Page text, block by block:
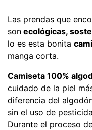
Las prendas que
son ecológicas,
lo es esta bonita
manga corta.
Camiseta 100%
cuidado de la piel
diferencia del
sin el uso de
Durante el proceso